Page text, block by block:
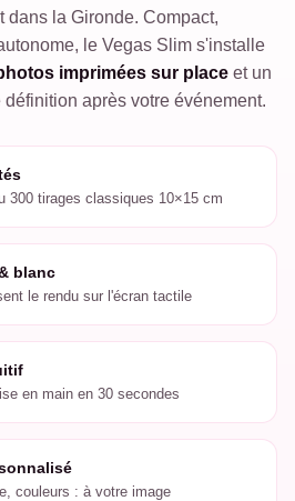
dans la Gironde. Compact,
le Vegas Slim s'installe
imprimées sur place et un
après votre événement.
300 tirages classiques 10×15 cm
blanc
le rendu sur l'écran tactile
en main en 30 secondes
couleurs : à votre image